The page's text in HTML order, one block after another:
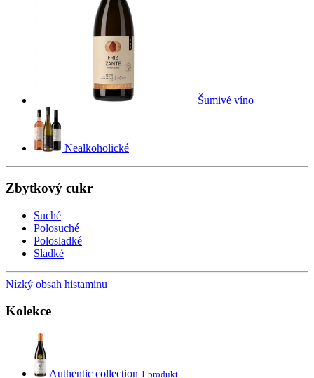
Šumivé víno
Nealkoholické
Zbytkový cukr
Suché
Polosuché
Polosladké
Sladké
Nízký obsah histaminu
Kolekce
Authentic collection 1 produkt